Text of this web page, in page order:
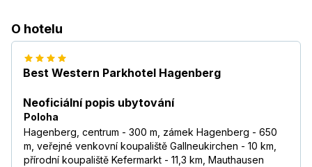
O hotelu
Best Western Parkhotel Hagenberg
Neoficiální popis ubytování
Poloha
Hagenberg, centrum - 300 m, zámek Hagenberg - 650
m, veřejné venkovní koupaliště Gallneukirchen - 10 km,
přírodní koupaliště Kefermarkt - 11,3 km, Mauthausen